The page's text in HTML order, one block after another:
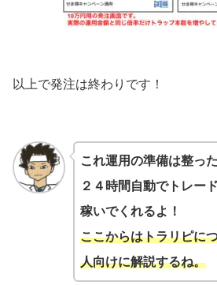
以上で発注は終わりです！
これ運用の準備は整った
２４時間自動でトレー
稼いでくれるよ！
ここからはトラリピに
人向けに解説するね。